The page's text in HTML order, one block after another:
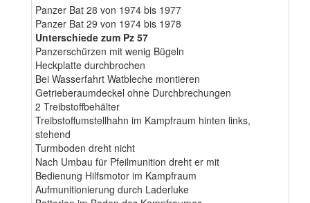
Panzer Bat 28 von 1974 bis 1977
Panzer Bat 29 von 1974 bis 1978
Unterschiede zum Pz 57
Panzerschürzen mit wenig Bügeln
Heckplatte durchbrochen
Bei Wasserfahrt Watbleche montieren
Getrieberaumdeckel ohne Durchbrechungen
2 Treibstoffbehälter
Treibstoffumstellhahn im Kampfraum hinten links,
stehend
Turmboden dreht nicht
Nach Umbau für Pfeilmunition dreht er mit
Bedienung Hilfsmotor im Kampfraum
Aufmunitionierung durch Laderluke